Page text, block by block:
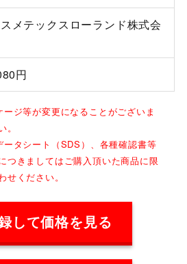
メテックスローランド株式会
円
ジ等が変更になることがございま
タシート（SDS）、各種確認書等
つきましてはご購入頂いた商品に限
せください。
して価格を見る